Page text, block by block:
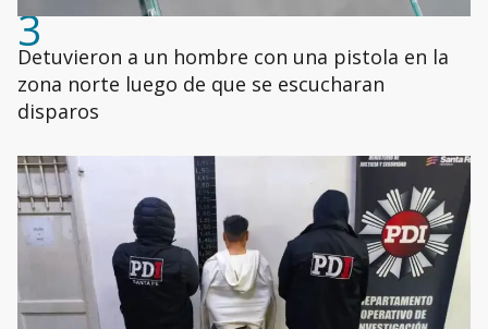
3
Detuvieron a un hombre con una pistola en la
zona norte luego de que se escucharan
disparos